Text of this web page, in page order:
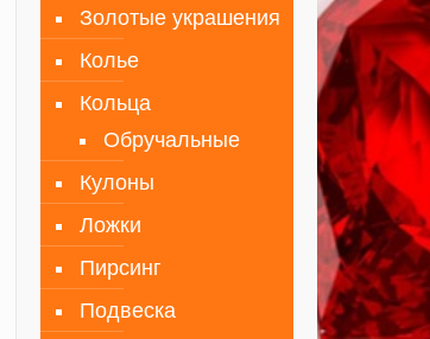
Золотые украшения
Колье
Кольца
Обручальные
Кулоны
Ложки
Пирсинг
Подвеска